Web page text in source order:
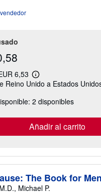
6,53
Más
información
las
tarifas
envío
Reino Unido a Estados
2 disponibles
Añadir al carrito
The Book for Men
Michael P.